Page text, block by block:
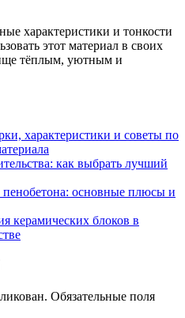
характеристики и тонкости
этот материал в своих
тёплым, уютным и
характеристики и советы по
как выбрать лучший
пенобетона: основные плюсы и
керамических блоков в
Обязательные поля